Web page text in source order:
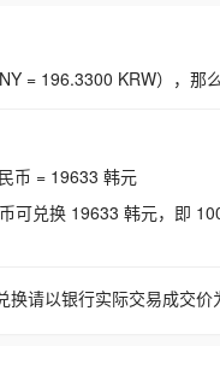
= 196.3300 KRW），那
币 = 19633 韩元
可兑换 19633 韩元，即
请以银行实际交易成交价